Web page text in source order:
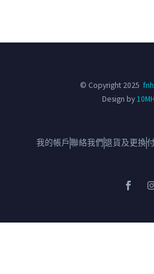
© Copyright 2025
Design by
我的帳戶聯絡我們退貨及更換